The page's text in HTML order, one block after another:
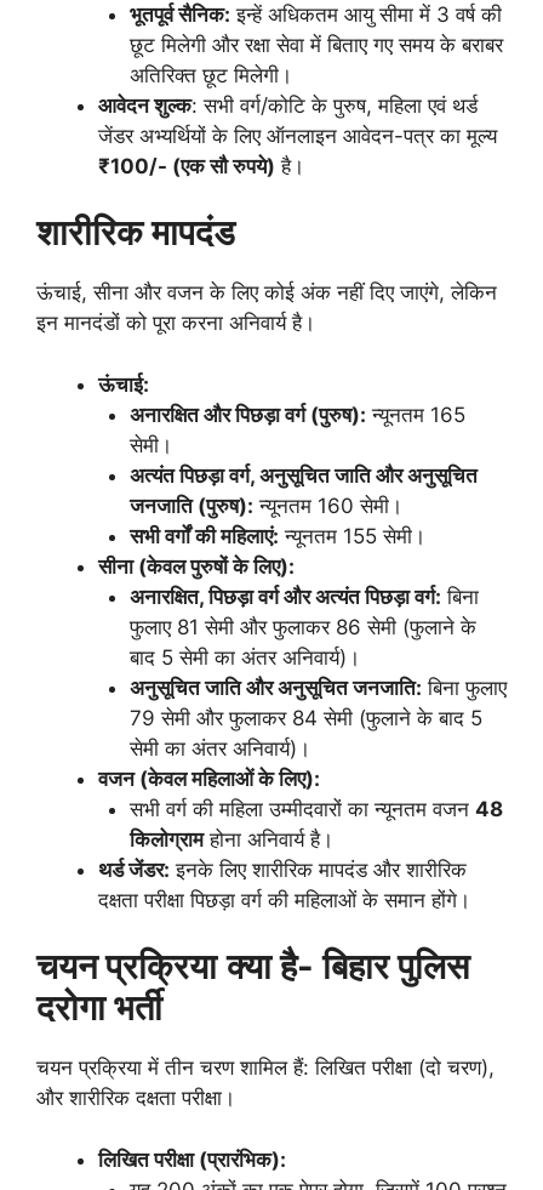
भूतपूर्व सैनिक: इन्हें अधिकतम आयु सीमा में 3 वर्ष की
छूट मिलेगी और रक्षा सेवा में बिताए गए समय के बराबर
अतिरिक्त छूट मिलेगी।
आवेदन शुल्क: सभी वर्ग/कोटि के पुरुष, महिला एवं थर्ड
जेंडर अभ्यर्थियों के लिए ऑनलाइन आवेदन-पत्र का मूल्य
₹100/- (एक सौ रुपये) है।
शारीरिक मापदंड
ऊंचाई, सीना और वजन के लिए कोई अंक नहीं दिए जाएंगे, लेकिन
इन मानदंडों को पूरा करना अनिवार्य है।
ऊंचाई:
अनारक्षित और पिछड़ा वर्ग (पुरुष): न्यूनतम 165
सेमी।
अत्यंत पिछड़ा वर्ग, अनुसूचित जाति और अनुसूचित
जनजाति (पुरुष): न्यूनतम 160 सेमी।
सभी वर्गों की महिलाएं: न्यूनतम 155 सेमी।
सीना (केवल पुरुषों के लिए):
अनारक्षित, पिछड़ा वर्ग और अत्यंत पिछड़ा वर्ग: बिना
फुलाए 81 सेमी और फुलाकर 86 सेमी (फुलाने के
बाद 5 सेमी का अंतर अनिवार्य)।
अनुसूचित जाति और अनुसूचित जनजाति: बिना फुलाए
79 सेमी और फुलाकर 84 सेमी (फुलाने के बाद 5
सेमी का अंतर अनिवार्य)।
वजन (केवल महिलाओं के लिए):
सभी वर्ग की महिला उम्मीदवारों का न्यूनतम वजन 48
किलोग्रामहोना अनिवार्य है।
थर्ड जेंडर: इनके लिए शारीरिक मापदंड और शारीरिक
दक्षता परीक्षा पिछड़ा वर्ग की महिलाओं के समान होंगे।
चयन प्रक्रिया क्या है- बिहार पुलिस
दरोगा भर्ती
चयन प्रक्रिया में तीन चरण शामिल हैं: लिखित परीक्षा (दो चरण),
और शारीरिक दक्षता परीक्षा।
लिखित परीक्षा (प्रारंभिक):